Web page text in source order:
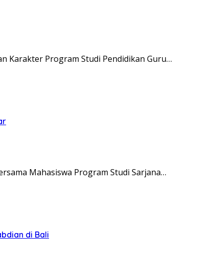
Karakter Program Studi Pendidikan Guru…
Mahasiswa Program Studi Sarjana…
di Bali